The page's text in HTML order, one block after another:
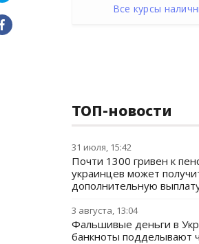
Все курсы
ТОП-новости
31 июля, 15:42
Почти 1300 гривен к
украинцев может
дополнительную
3 августа, 13:04
Фальшивые деньги в
банкноты подделывают